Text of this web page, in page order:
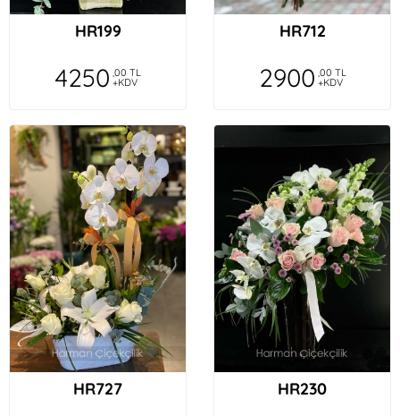
HR199
4250 ,00 TL
+KDV
HR712
2900 ,00 TL
+KDV
HR727 HR230